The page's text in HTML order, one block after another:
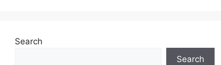
Search
Search